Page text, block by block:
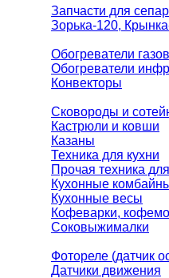
Запчасти для
Зорька-120,
Обогреватели
Обогреватели
Конвекторы
Сковороды и
Кастрюли и ковши
Казаны
Техника для кухни
Прочая техника
Кухонные
Кухонные весы
Кофеварки,
Соковыжималки
Фотореле (датчик
Датчики движения